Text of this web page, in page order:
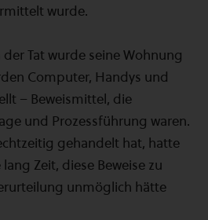
wurde.
Tat wurde seine Wohnung
Computer, Handys und
– Beweismittel, die
und Prozessführung waren.
gehandelt hat, hatte
Zeit, diese Beweise zu
unmöglich hätte